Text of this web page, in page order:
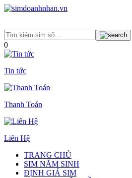
0
Tin tức
Thanh Toán
Liên Hệ
TRANG CHỦ
SIM NĂM SINH
ĐỊNH GIÁ SIM